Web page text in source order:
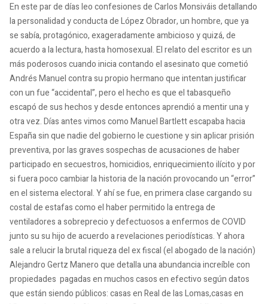
En este par de días leo confesiones de Carlos Monsiváis detallando
la personalidad y conducta de López Obrador, un hombre, que ya
se sabía, protagónico, exageradamente ambicioso y quizá, de
acuerdo a la lectura, hasta homosexual. El relato del escritor es un
más poderosos cuando inicia contando el asesinato que cometió
Andrés Manuel contra su propio hermano que intentan justificar
con un fue “accidental”, pero el hecho es que el tabasqueño
escapó de sus hechos y desde entonces aprendió a mentir una y
otra vez. Días antes vimos como Manuel Bartlett escapaba hacia
España sin que nadie del gobierno le cuestione y sin aplicar prisión
preventiva, por las graves sospechas de acusaciones de haber
participado en secuestros, homicidios, enriquecimiento ilícito y por
si fuera poco cambiar la historia de la nación provocando un “error”
en el sistema electoral. Y ahí se fue, en primera clase cargando su
costal de estafas como el haber permitido la entrega de
ventiladores a sobreprecio y defectuosos a enfermos de COVID
junto su su hijo de acuerdo a revelaciones periodísticas. Y ahora
sale a relucir la brutal riqueza del ex fiscal (el abogado de la nación)
Alejandro Gertz Manero que detalla una abundancia increíble con
propiedades pagadas en muchos casos en efectivo según datos
que están siendo públicos: casas en Real de las Lomas,casas en